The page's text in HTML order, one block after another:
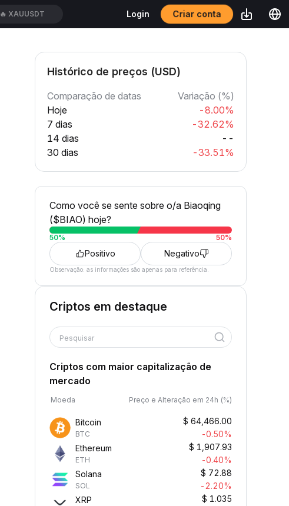
🔥 XAUUSDT Login Criar conta
Histórico de preços (USD)
Comparação de datas
Variação (%)
Hoje
-8.00%
7 dias
-32.62%
14 dias
--
30 dias
-33.51%
Como você se sente sobre o/a Biaoqing
($BIAO) hoje?
50% 50%
Positivo Negativo
Observação: as informações são apenas para referência.
Criptos em destaque
Pesquisar
Criptos com maior capitalização de
mercado
Moeda Preço e Alteração em 24h (%)
Bitcoin
BTC
$ 64,466.00
-0.50%
Ethereum
ETH
$ 1,907.93
-0.40%
Solana
SOL
$ 72.88
-2.20%
XRP
$ 1.035